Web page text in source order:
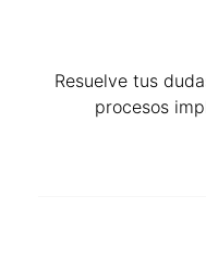
Resuelve tus
procesos